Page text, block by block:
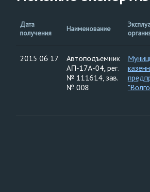
Дата
получения
Наименование
2015 06 17
Автоподъемник
АП-17А-04, рег.
№ 111614, зав.
№ 008